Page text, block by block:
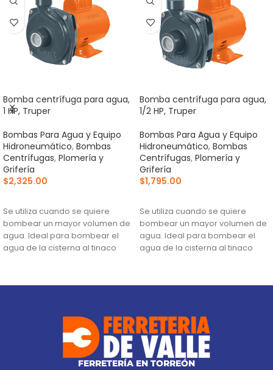
Bomba centrífuga para agua,
1 HP, Truper
Bombas Para Agua y Equipo
Hidroneumático, Bombas
Centrífugas, Plomería y
Grifería
$2,325.00
Se utiliza cuando se quiere
bombear un mayor volumen de
agua. Ideal para bombear el
agua de la cisterna al tinaco
Bomba centrífuga para agua,
1/2 HP, Truper
Bombas Para Agua y Equipo
Hidroneumático, Bombas
Centrífugas, Plomería y
Grifería
$1,795.00
Se utiliza cuando se quiere
bombear un mayor volumen de
agua. Ideal para bombear el
agua de la cisterna al tinaco
FERRETERÍA EN TORREÓN